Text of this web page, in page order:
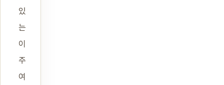
있
는
이
주
여